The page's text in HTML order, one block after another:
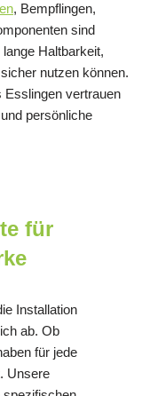
, Bempflingen,
sind
Haltbarkeit,
nutzen können.
Esslingen vertrauen
persönliche
für
Installation
ab. Ob
für jede
Unsere